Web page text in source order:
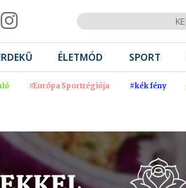
ÉLETMÓD SPORT
#Európa Sportrégiója #kék fény